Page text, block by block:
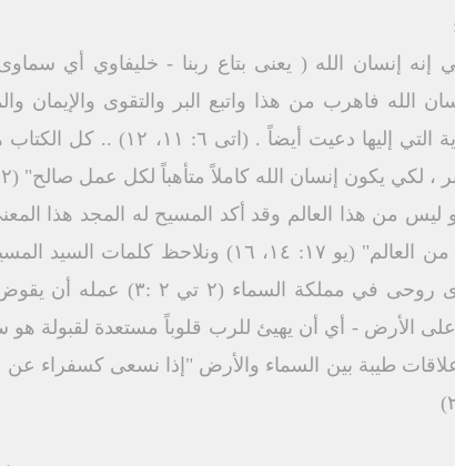
إنه إنسان الله ( يعنى بتاع ربنا - خليفاوي أي
الله فاهرب من هذا واتبع البر والتقوى والإيمان
الحسن وامسك بالحياة الأبدية
يكون إنسان الله كاملاً متأهباً لكل عمل صالح" (٢ تی ٣: ١٦، ١٧) .
من هذا العالم وقد أكد المسيح له المجد هذا
من العالم كما أنى أنا لست من العالم" (يو ١٧:
الوجهة ولذا فالمسيحي جندى
الأرض - أي أن يهيئ للرب قلوباً مستعدة لقبولة
علاقات طيبة بين السماء والأرض "إذا نسعى كسفراء